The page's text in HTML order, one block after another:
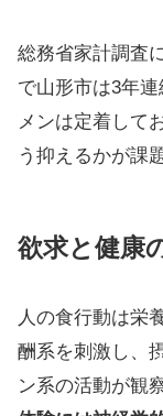
総務省家計調査
で山形市は3年
メンは定着して
う抑えるかが課
欲求と健康
人の食行動は栄
酬系を刺激し、
ン系の活動が観